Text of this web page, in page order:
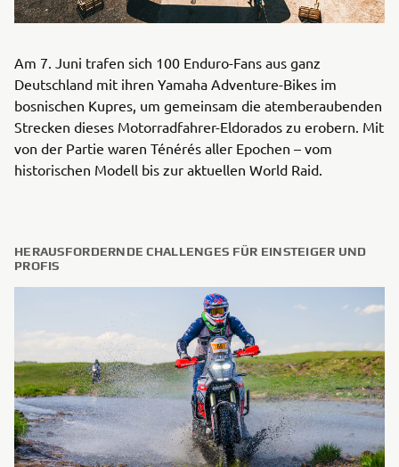
Am 7. Juni trafen sich 100 Enduro-Fans aus ganz
Deutschland mit ihren Yamaha Adventure-Bikes im
bosnischen Kupres, um gemeinsam die atemberaubenden
Strecken dieses Motorradfahrer-Eldorados zu erobern. Mit
von der Partie waren Ténérés aller Epochen – vom
historischen Modell bis zur aktuellen World Raid.
HERAUSFORDERNDE CHALLENGES FÜR EINSTEIGER UND
PROFIS